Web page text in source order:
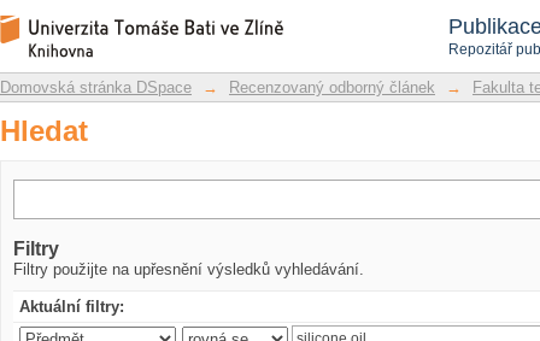
Repozitář
Hledat
Repozitář DSpace/Manakin
Domovská stránka DSpace → Recenzovaný odborný článek → Fakulta
Hledat
Filtry
Filtry použijte na upřesnění výsledků vyhledávání.
Aktuální filtry: